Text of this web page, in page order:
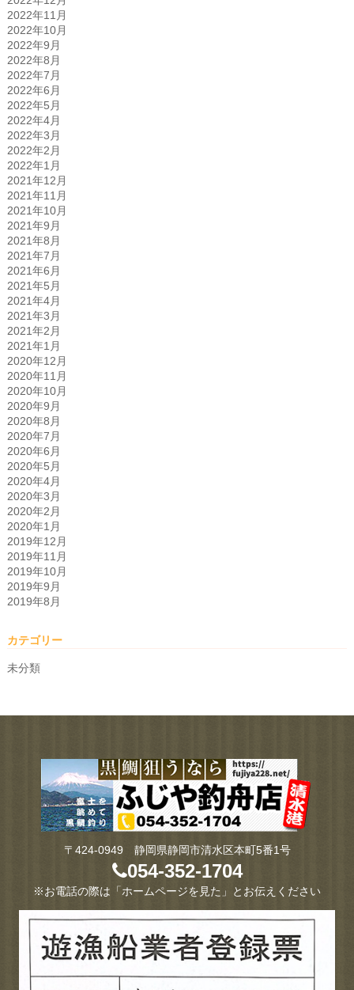
2022年11月
2022年10月
2022年9月
2022年8月
2022年7月
2022年6月
2022年5月
2022年4月
2022年3月
2022年2月
2022年1月
2021年12月
2021年11月
2021年10月
2021年9月
2021年8月
2021年7月
2021年6月
2021年5月
2021年4月
2021年3月
2021年2月
2021年1月
2020年12月
2020年11月
2020年10月
2020年9月
2020年8月
2020年7月
2020年6月
2020年5月
2020年4月
2020年3月
2020年2月
2020年1月
2019年12月
2019年11月
2019年10月
2019年9月
2019年8月
カテゴリー
未分類
〒424-0949 静岡県静岡市清水区本町5番1号
054-352-1704
※お電話の際は「ホームページを見た」とお伝えください